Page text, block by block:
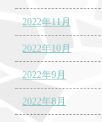
2022年11月
2022年10月
2022年9月
2022年8月